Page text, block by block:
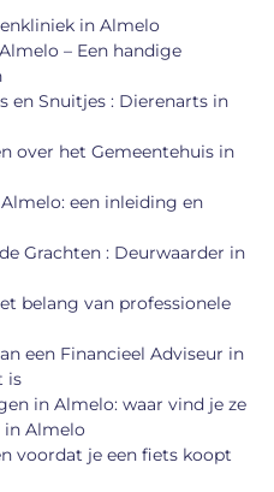
in Almelo
– Een handige
en Snuitjes : Dierenarts in
over het Gemeentehuis in
een inleiding en
Grachten : Deurwaarder in
belang van professionele
een Financieel Adviseur in
is
in Almelo: waar vind je ze
in Almelo
voordat je een fiets koopt